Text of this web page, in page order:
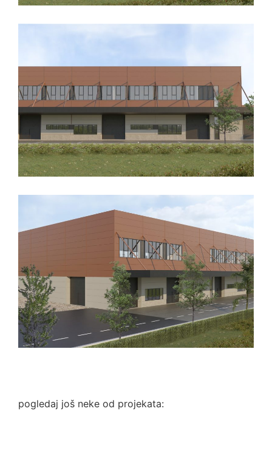
pogledaj još neke od projekata: